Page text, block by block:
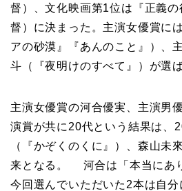
督）、文化映画第1位は『正義
督）に決まった。主演女優賞には
アの砂漠』『あんのこと』）、
斗（『夜明けのすべて』）が選ば
主演女優賞の河合優実、主演男
演賞が共に20代という結果は、
（『かぞくのくに』）、森山未
来となる。 河合は「本当にあ
今回選んでいただいた2本は自